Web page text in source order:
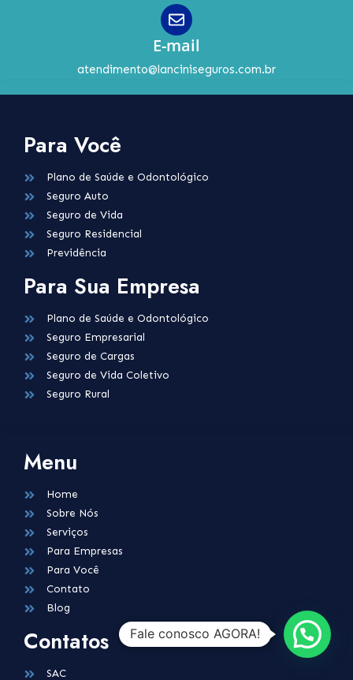
E-mail
atendimento@lanciniseguros.com.br
Menu
Home
Sobre Nós
Serviços
Para Empresas
Para Você
Contato
Blog
Contatos
SAC
Para Você
Plano de Saúde e Odontológico
Seguro Auto
Seguro de Vida
Seguro Residencial
Previdência
Para Sua Empresa
Plano de Saúde e Odontológico
Seguro Empresarial
Seguro de Cargas
Seguro de Vida Coletivo
Seguro Rural
Fale conosco AGORA!